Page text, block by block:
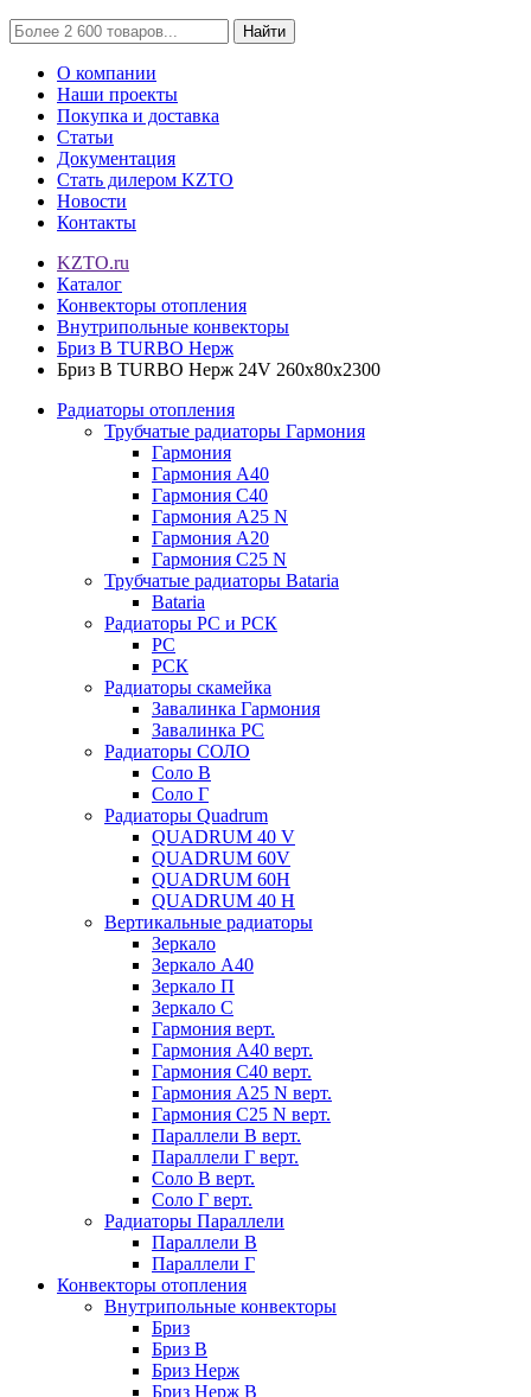
Найти
О компании
Наши проекты
Покупка и доставка
Статьи
Документация
Стать дилером KZTO
Новости
Контакты
KZTO.ru
Каталог
Конвекторы отопления
Внутрипольные конвекторы
Бриз В TURBO Нерж
Бриз В TURBO Нерж 24V 260х80х2300
Радиаторы отопления
Трубчатые радиаторы Гармония
Гармония
Гармония А40
Гармония С40
Гармония А25 N
Гармония А20
Гармония С25 N
Трубчатые радиаторы Bataria
Bataria
Радиаторы РС и РСК
РС
РСК
Радиаторы скамейка
Завалинка Гармония
Завалинка РС
Радиаторы СОЛО
Соло В
Соло Г
Радиаторы Quadrum
QUADRUM 40 V
QUADRUM 60V
QUADRUM 60H
QUADRUM 40 H
Вертикальные радиаторы
Зеркало
Зеркало А40
Зеркало П
Зеркало С
Гармония верт.
Гармония А40 верт.
Гармония С40 верт.
Гармония А25 N верт.
Гармония С25 N верт.
Параллели В верт.
Параллели Г верт.
Соло В верт.
Соло Г верт.
Радиаторы Параллели
Параллели В
Параллели Г
Конвекторы отопления
Внутрипольные конвекторы
Бриз
Бриз В
Бриз Нерж
Бриз Нерж В